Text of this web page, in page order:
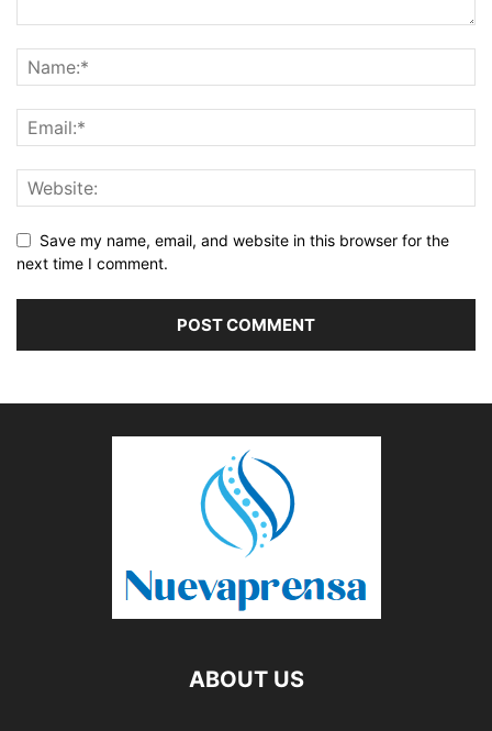
Save my name, email, and website in this browser for the
next time I comment.
ABOUT US